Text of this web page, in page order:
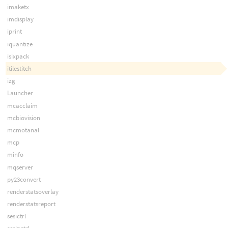
imaketx
imdisplay
iprint
iquantize
isixpack
itilestitch
izg
Launcher
mcacclaim
mcbiovision
mcmotanal
mcp
minfo
mqserver
py23convert
renderstatsoverlay
renderstatsreport
sesictrl